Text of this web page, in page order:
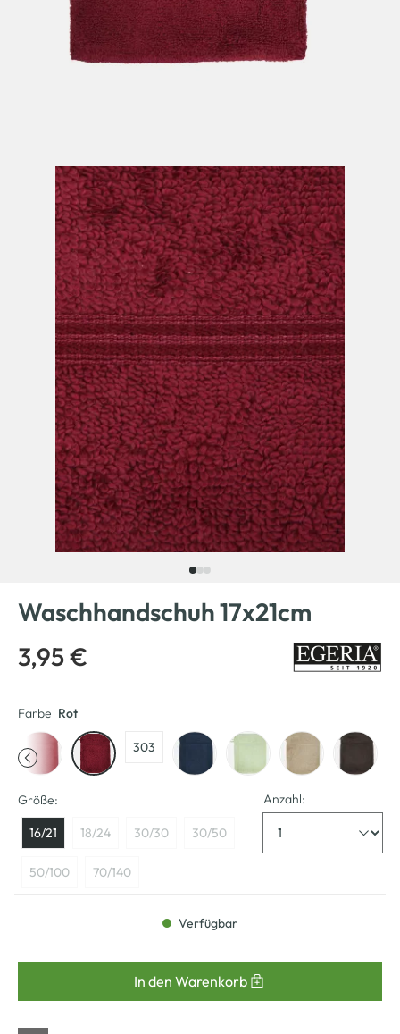
Waschhandschuh 17x21cm
3,95 €
Farbe Rot
303
Größe:
16/21 18/24 30/30 30/50
50/100 70/140
Anzahl:
Verfügbar
In den Warenkorb